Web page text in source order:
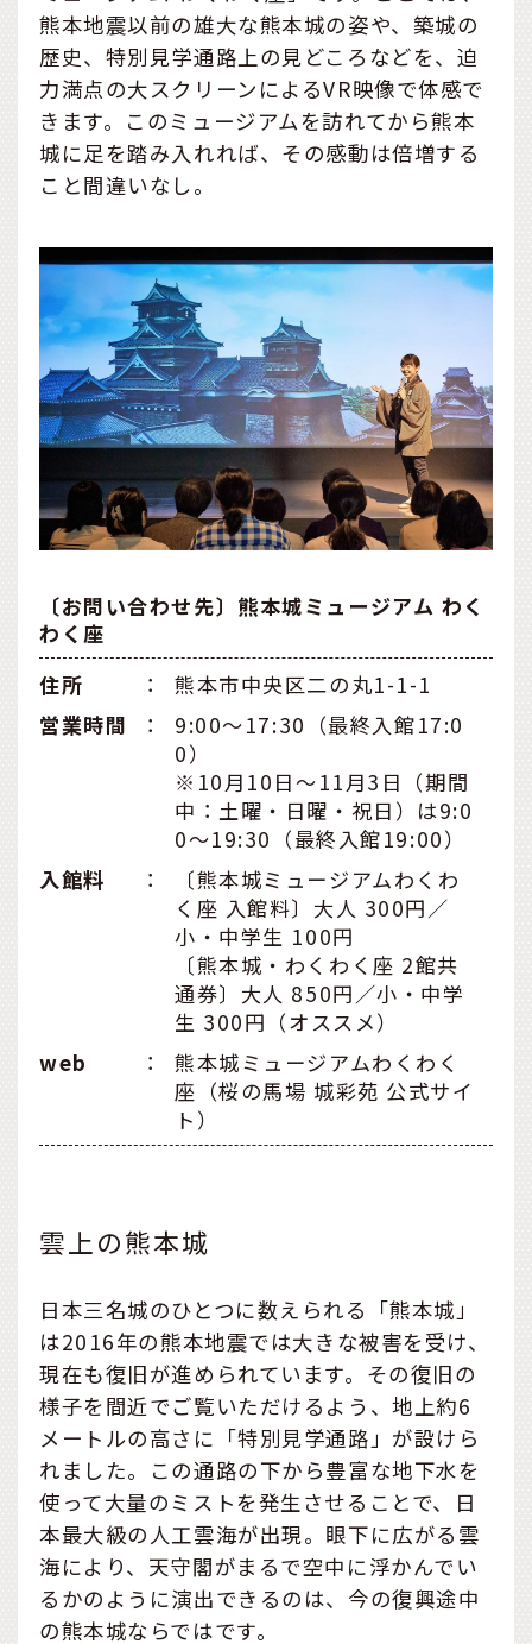
熊本地震以前の雄大な熊本城の姿や、築城の
歴史、特別見学通路上の見どころなどを、迫
力満点の大スクリーンによるVR映像で体感で
きます。このミュージアムを訪れてから熊本
城に足を踏み入れれば、その感動は倍増する
こと間違いなし。
〔お問い合わせ先〕熊本城ミュージアム わく
わく座
住所
：
熊本市中央区二の丸1-1-1
営業時間
：
9:00〜17:30（最終入館17:0
0）
※10月10日〜11月3日（期間
中：土曜・日曜・祝日）は9:0
0〜19:30（最終入館19:00）
入館料
：
〔熊本城ミュージアムわくわ
く座 入館料〕大人 300円／
小・中学生 100円
〔熊本城・わくわく座 2館共
通券〕大人 850円／小・中学
生 300円（オススメ）
web
：
熊本城ミュージアムわくわく
座（桜の馬場 城彩苑 公式サイ
ト）
雲上の熊本城
日本三名城のひとつに数えられる「熊本城」
は2016年の熊本地震では大きな被害を受け、
現在も復旧が進められています。その復旧の
様子を間近でご覧いただけるよう、地上約6
メートルの高さに「特別見学通路」が設けら
れました。この通路の下から豊富な地下水を
使って大量のミストを発生させることで、日
本最大級の人工雲海が出現。眼下に広がる雲
海により、天守閣がまるで空中に浮かんでい
るかのように演出できるのは、今の復興途中
の熊本城ならではです。